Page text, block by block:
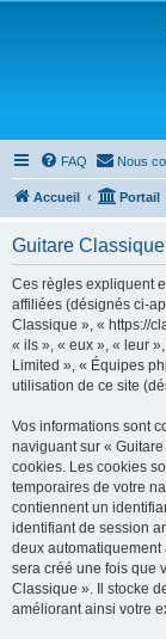
FAQ Nous
Accueil Portail
Guitare
Ces règles expliquent
affiliées (désignés ci-
Classique », « https://
« ils », « eux », « leur
Limited », « Équipes
utilisation de ce site
Vos informations sont
naviguant sur «
cookies. Les cookies
temporaires de votre
contiennent un
identifiant de session
deux
sera créé une fois que
Classique ». Il stocke
améliorant ainsi votre